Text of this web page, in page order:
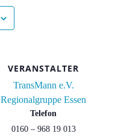
VERANSTALTER
TransMann e.V.
Regionalgruppe Essen
Telefon
0160 – 968 19 013